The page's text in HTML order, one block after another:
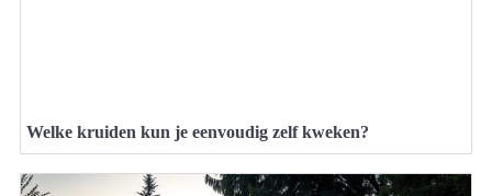
Welke kruiden kun je eenvoudig zelf kweken?